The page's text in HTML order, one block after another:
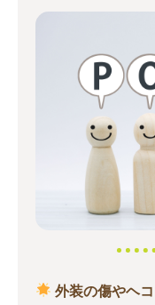
外装の傷やヘコ